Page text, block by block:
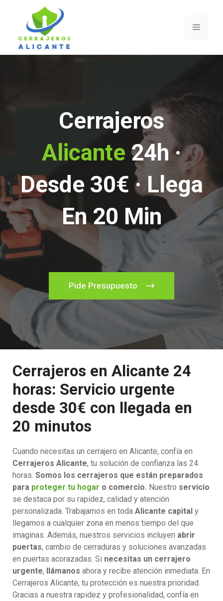
contenido
Menú
Cerrajeros
Alicante 24h ·
Desde 30€ · Llega
En 20 Min
Pide Presupuesto
Cerrajeros en Alicante 24
horas: Servicio urgente
desde 30€ con llegada en
20 minutos
Cuando necesitas un cerrajero en Alicante, confía en
Cerrajeros Alicante, tu solución de confianza las 24
horas. Somos los cerrajeros que están preparados
para proteger tu hogar o comercio. Nuestro servicio
se destaca por su rapidez, calidad y atención
personalizada. Trabajamos en toda Alicante capital y
llegamos a cualquier zona en menos tiempo del que
imaginas. Además, nuestros servicios incluyen abrir
puertas, cambio de cerraduras y soluciones avanzadas
en puertas acorazadas. Si necesitas un cerrajero
urgente, llámanos ahora y recibe atención inmediata. En
Cerrajeros Alicante, tu protección es nuestra prioridad.
Gracias a nuestra rapidez y profesionalidad, confía en